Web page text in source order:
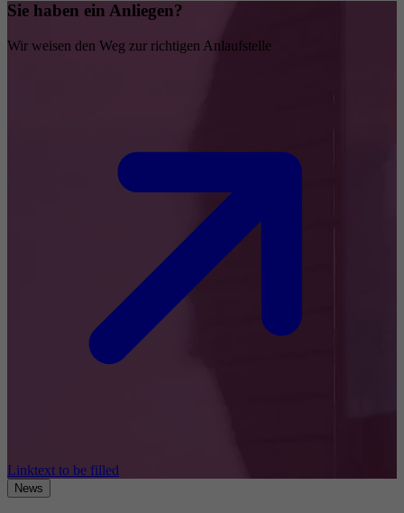
Sie haben ein Anliegen?
Wir weisen den Weg zur richtigen Anlaufstelle
Linktext to be filled
News